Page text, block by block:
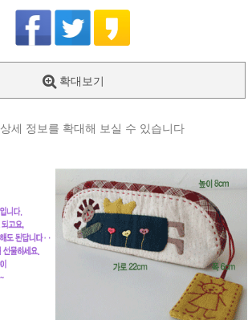
확대보기
상세 정보를 확대해 보실 수 있습니다